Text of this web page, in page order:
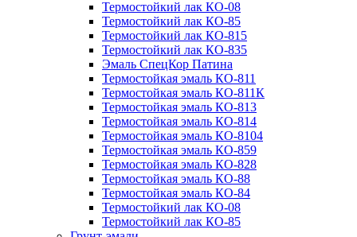
Термостойкий лак КО-08
Термостойкий лак КО-85
Термостойкий лак КО-815
Термостойкий лак КО-835
Эмаль СпецКор Патина
Термостойкая эмаль КО-811
Термостойкая эмаль КО-811К
Термостойкая эмаль КО-813
Термостойкая эмаль КО-814
Термостойкая эмаль КО-8104
Термостойкая эмаль КО-859
Термостойкая эмаль КО-828
Термостойкая эмаль КО-88
Термостойкая эмаль КО-84
Термостойкий лак КО-08
Термостойкий лак КО-85